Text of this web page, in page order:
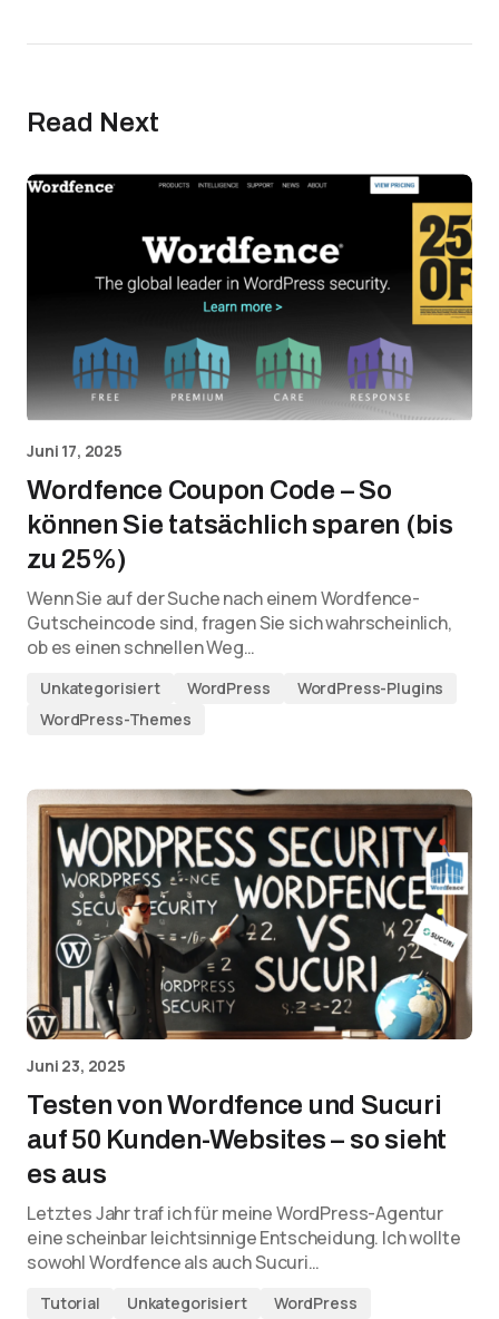
Read Next
Juni 17, 2025
Wordfence Coupon Code – So
können Sie tatsächlich sparen (bis
zu 25%)
Wenn Sie auf der Suche nach einem Wordfence-
Gutscheincode sind, fragen Sie sich wahrscheinlich,
ob es einen schnellen Weg…
Unkategorisiert WordPress
WordPress-Plugins
WordPress-Themes
Juni 23, 2025
Testen von Wordfence und Sucuri
auf 50 Kunden-Websites – so sieht
es aus
Letztes Jahr traf ich für meine WordPress-Agentur
eine scheinbar leichtsinnige Entscheidung. Ich wollte
sowohl Wordfence als auch Sucuri…
Tutorial Unkategorisiert WordPress